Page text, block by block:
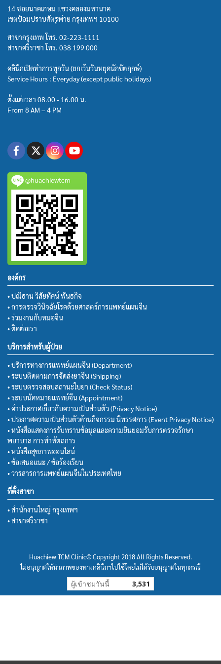
14 ซอยนาคเกษม แขวงคลองมหานาค
เขตป้อมปราบศัตรูพ่าย กรุงเทพฯ 10100
สาขากรุงเทพ โทร. 02-223-1111
สาขาศรีราชา โทร. 038 199 000
คลินิกเปิดทำการทุกวัน (ยกเว้นวันหยุดนักขัตฤกษ์)
Service Hours : Everyday (except public holidays)
ตั้งแต่เวลา 08.00 - 16.00 น.
From 8 AM – 4 PM
@huachiewtcm
องค์กร
• ปณิธาน วิสัยทัศน์ พันธกิจ
• การตรวจวินิจฉัยโรคด้วยศาสตร์การแพทย์แผนจีน
• ร่วมงานกับหมอจีน
• ติดต่อเรา
บริการสำหรับผู้ป่วย
• บริการทางการแพทย์แผนจีน (Department)
• ระบบติดตามการจัดส่งยาจีน (Shipping)
• ระบบตรวจสอบสถานะใบยา (Check Status)
• ระบบนัดหมายแพทย์จีน (Appointment)
• คำประกาศเกี่ยวกับความเป็นส่วนตัว (Privacy Notice)
• ประกาศความเป็นส่วนตัวด้านกิจกรรม นิทรรศการ (Event Privacy Notice)
• หนังสือแสดงการรับทราบข้อมูลและความยินยอมรับการตรวจรักษา
พยาบาล การทำหัตถการ
• หนังสือสุขภาพออนไลน์
• ข้อเสนอแนะ / ข้อร้องเรียน
• วารสารการแพทย์แผนจีนในประเทศไทย
ที่ตั้งสาขา
• สำนักงานใหญ่ กรุงเทพฯ
• สาขาศรีราชา
Huachiew TCM Clinic© Copyright 2018 All Rights Reserved.
ไม่อนุญาตให้นำภาพของทางคลินิกฯไปใช้โดยไม่ได้รับอนุญาตในทุกกรณี
ผู้เข้าชมวันนี้ 3,531